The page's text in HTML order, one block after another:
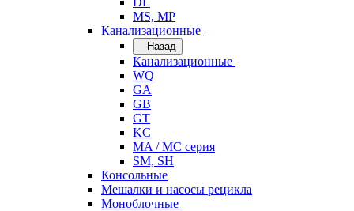
MS, MP
Канализационные
Назад
Канализационные
WQ
GA
GB
GT
KC
MA / MC серия
SM, SH
Консольные
Мешалки и насосы рецикла
Моноблочные